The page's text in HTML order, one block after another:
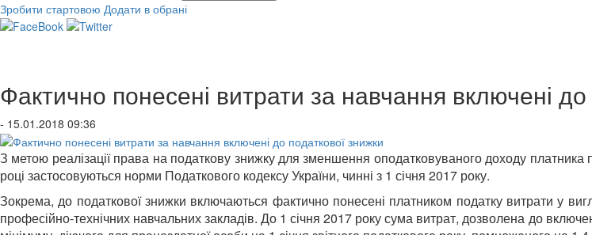
Зробити стартовою Додати в обрані
Фактично понесені витрати за навчання включені до
- 15.01.2018 09:36
З метою реалізації права на податкову знижку для зменшення оподатковуваного доходу
році застосовуються норми Податкового кодексу України, чинні з 1 січня 2017 року.
Зокрема, до податкової знижки включаються фактично понесені платником податку витрати у
професійно-технічних навчальних закладів. До 1 січня 2017 року сума витрат, дозволена до